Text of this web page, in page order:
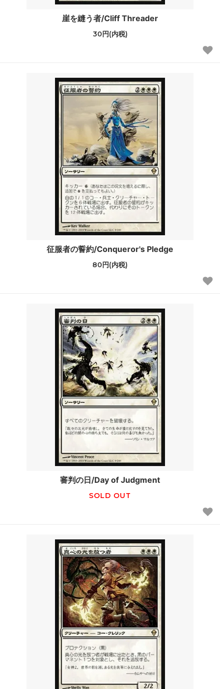
崖を縫う者/Cliff Threader
30円(内税)
征服者の誓約/Conqueror's Pledge
80円(内税)
審判の日/Day of Judgment
SOLD OUT